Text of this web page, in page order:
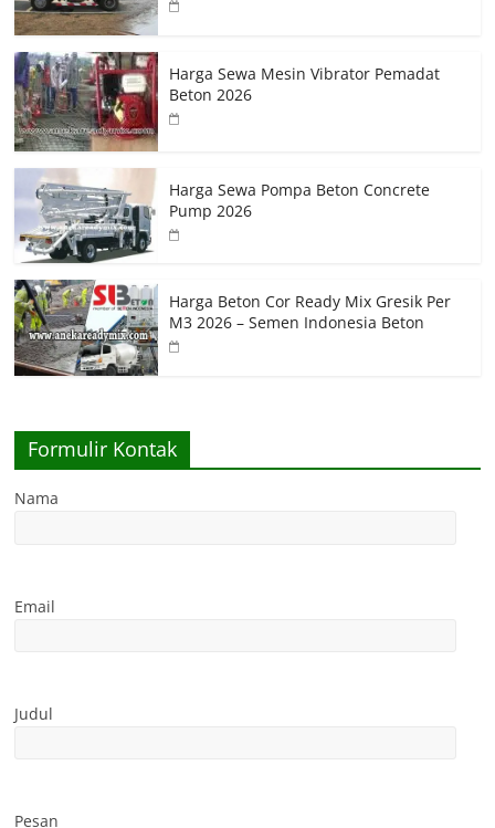
Harga Sewa Mesin Vibrator Pemadat
Beton 2026
Harga Sewa Pompa Beton Concrete
Pump 2026
Harga Beton Cor Ready Mix Gresik Per
M3 2026 – Semen Indonesia Beton
Formulir Kontak
Nama
Email
Judul
Pesan